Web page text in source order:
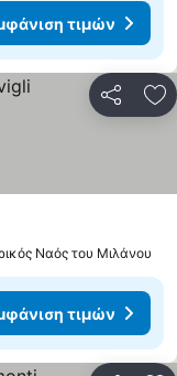
τιμών
Ναός του Μιλάνου
τιμών